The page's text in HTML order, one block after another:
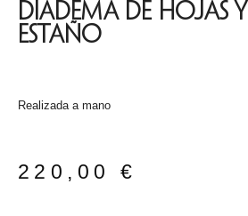
Diadema De Hojas
Estaño
Realizada a mano
220,00 €